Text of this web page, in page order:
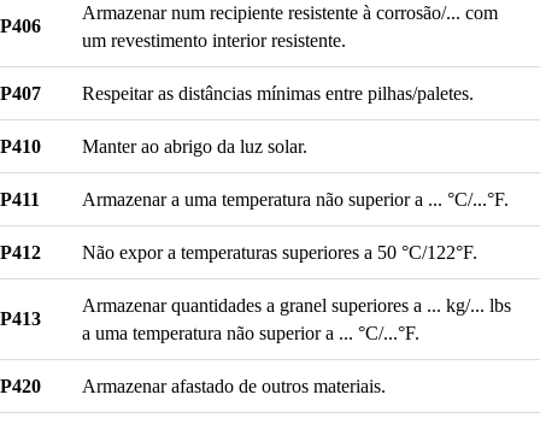
P406
Armazenar num recipiente resistente à corrosão/... com
um revestimento interior resistente.
P407 Respeitar as distâncias mínimas entre pilhas/paletes.
P410 Manter ao abrigo da luz solar.
P411 Armazenar a uma temperatura não superior a ... °C/...°F.
P412 Não expor a temperaturas superiores a 50 °C/122°F.
P413
Armazenar quantidades a granel superiores a ... kg/... lbs
a uma temperatura não superior a ... °C/...°F.
P420 Armazenar afastado de outros materiais.